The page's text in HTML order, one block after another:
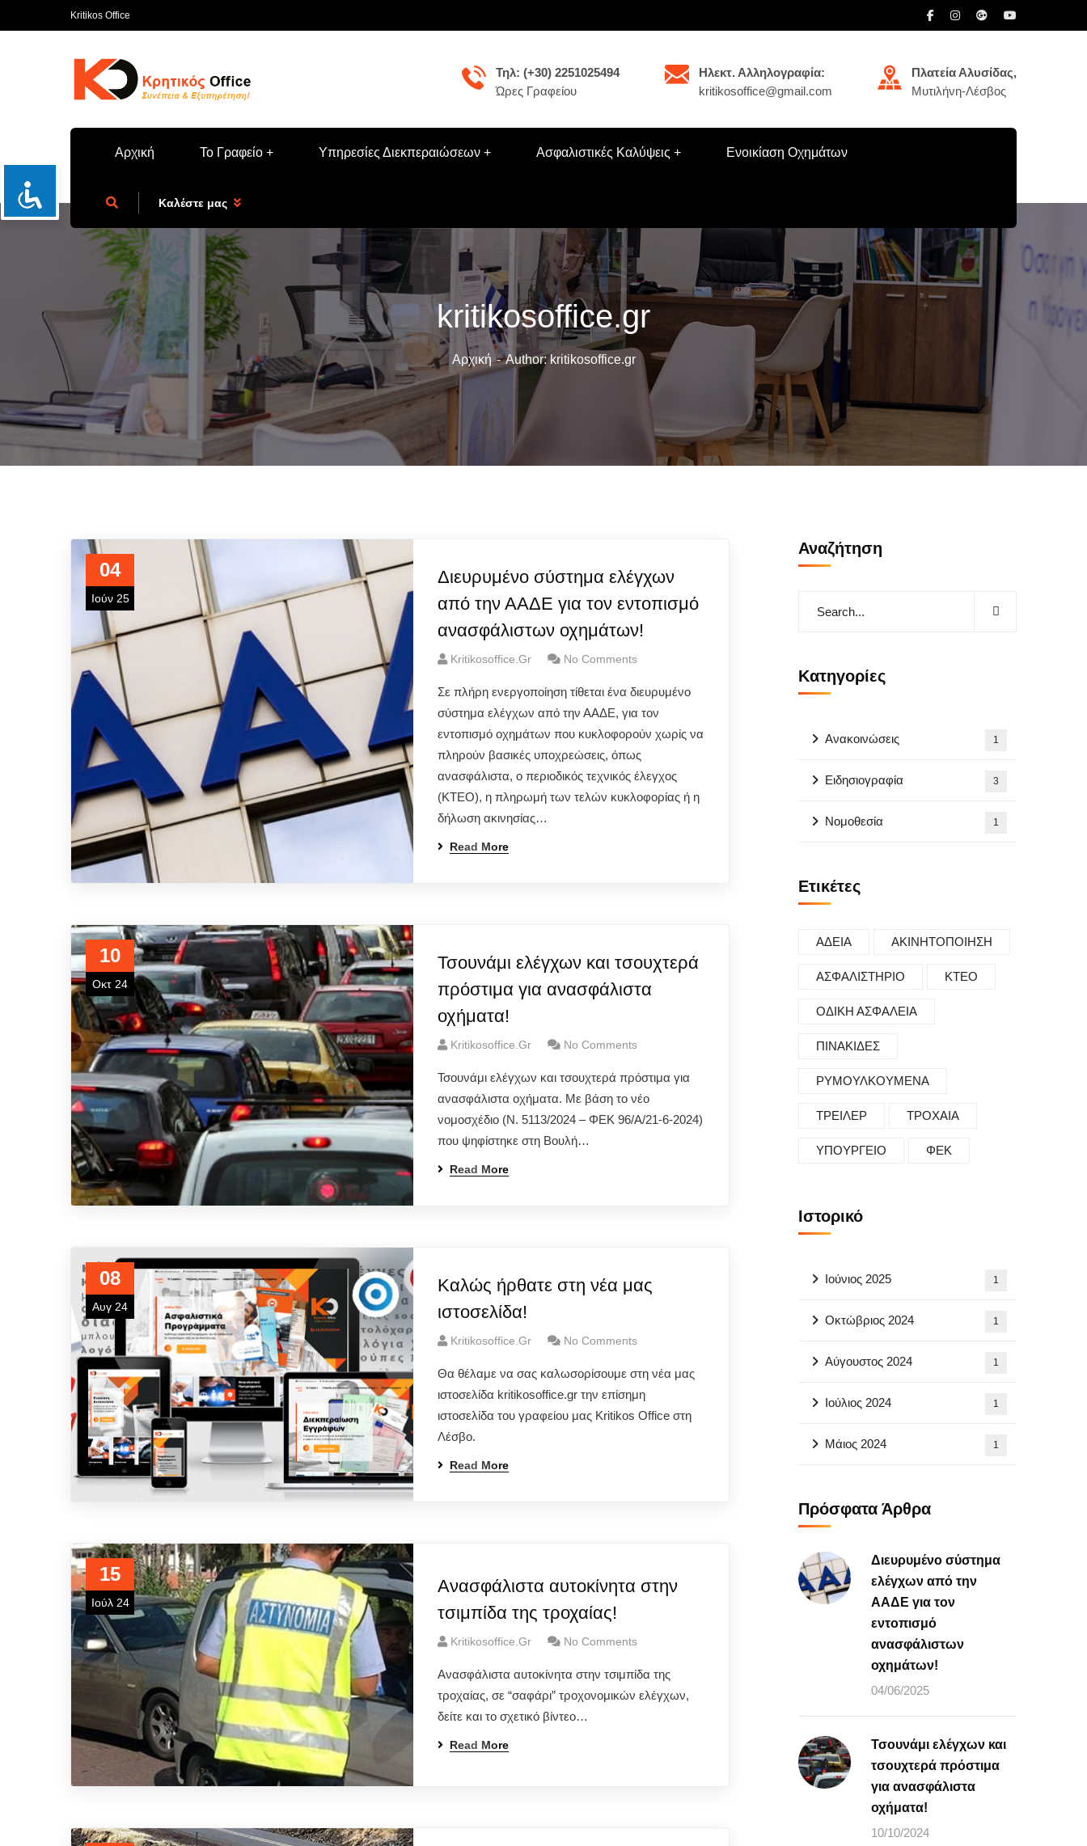
Kritikos Office
Τηλ: (+30) 2251025494
Ώρες Γραφείου
Ηλεκτ. Αλληλογραφία:
kritikosoffice@gmail.com
Πλατεία Αλυσίδας,
Μυτιλήνη-Λέσβος
Αρχική Το Γραφείο Υπηρεσίες Διεκπεραιώσεων Ασφαλιστικές Καλύψεις Ενοικίαση Οχημάτων
Καλέστε μας
kritikosoffice.gr
Αρχική Author: kritikosoffice.gr
04
Ιούν 25
Διευρυμένο σύστημα ελέγχων
από την ΑΑΔΕ για τον εντοπισμό
ανασφάλιστων οχημάτων!
Kritikosoffice.gr No Comments
Σε πλήρη ενεργοποίηση τίθεται ένα διευρυμένο
σύστημα ελέγχων από την ΑΑΔΕ, για τον
εντοπισμό οχημάτων που κυκλοφορούν χωρίς να
πληρούν βασικές υποχρεώσεις, όπως
ανασφάλιστα, ο περιοδικός τεχνικός έλεγχος
(ΚΤΕΟ), η πληρωμή των τελών κυκλοφορίας ή η
δήλωση ακινησίας…
Read More
10
Οκτ 24
Τσουνάμι ελέγχων και τσουχτερά
πρόστιμα για ανασφάλιστα
οχήματα!
Kritikosoffice.gr No Comments
Τσουνάμι ελέγχων και τσουχτερά πρόστιμα για
ανασφάλιστα οχήματα. Με βάση το νέο
νομοσχέδιο (Ν. 5113/2024 – ΦΕΚ 96/Α/21-6-2024)
που ψηφίστηκε στη Βουλή…
Read More
08
Αυγ 24
Καλώς ήρθατε στη νέα μας
ιστοσελίδα!
Kritikosoffice.gr No Comments
Θα θέλαμε να σας καλωσορίσουμε στη νέα μας
ιστοσελίδα kritikosoffice.gr την επίσημη
ιστοσελίδα του γραφείου μας Kritikos Office στη
Λέσβο.
Read More
15
Ιούλ 24
Ανασφάλιστα αυτοκίνητα στην
τσιμπίδα της τροχαίας!
Kritikosoffice.gr No Comments
Ανασφάλιστα αυτοκίνητα στην τσιμπίδα της
τροχαίας, σε “σαφάρι” τροχονομικών ελέγχων,
δείτε και το σχετικό βίντεο…
Read More
Αναζήτηση
Kατηγορίες
Ανακοινώσεις 1
Ειδησιογραφία 3
Νομοθεσία 1
Ετικέτες
ΑΔΕΙΑ ΑΚΙΝΗΤΟΠΟΙΗΣΗ
ΑΣΦΑΛΙΣΤΗΡΙΟ ΚΤΕΟ
ΟΔΙΚΗ ΑΣΦΑΛΕΙΑ
ΠΙΝΑΚΙΔΕΣ
ΡΥΜΟΥΛΚΟΥΜΕΝΑ
ΤΡΕΙΛΕΡ ΤΡΟΧΑΙΑ
ΥΠΟΥΡΓΕΙΟ ΦΕΚ
Ιστορικό
Ιούνιος 2025 1
Οκτώβριος 2024 1
Αύγουστος 2024 1
Ιούλιος 2024 1
Μάιος 2024 1
Πρόσφατα Άρθρα
Διευρυμένο σύστημα
ελέγχων από την
ΑΑΔΕ για τον
εντοπισμό
ανασφάλιστων
οχημάτων!
04/06/2025
Τσουνάμι ελέγχων και
τσουχτερά πρόστιμα
για ανασφάλιστα
οχήματα!
10/10/2024